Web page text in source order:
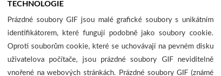
TECHNOLOGIE
Prázdné soubory GIF jsou malé grafické soubory s unikátním
identifikátorem, které fungují podobně jako soubory cookie.
Oproti souborům cookie, které se uchovávají na pevném disku
uživatelova počítače, jsou prázdné soubory GIF neviditelně
vnořené na webových stránkách. Prázdné soubory GIF (známé